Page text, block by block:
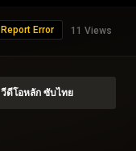
11 Views
Report Error
วีดีโอหลัก ซับไทย